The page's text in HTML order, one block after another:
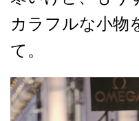
カラフルな小物
て。